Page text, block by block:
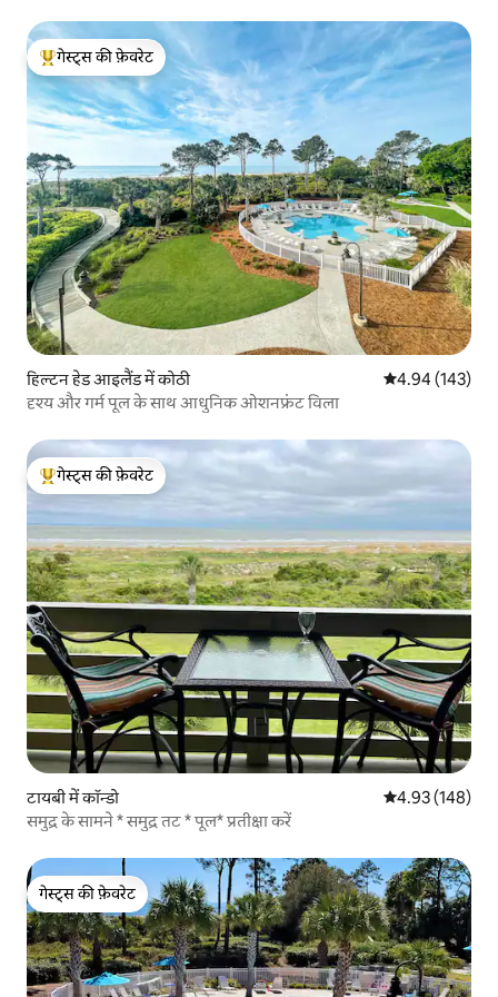
गेस्ट्स का टॉप फ़ेवरेट
गेस्ट्स की फ़ेवरेट
हिल्टन हेड आइलैंड में कोठी औसत रेटिंग 5 में से
4.94 (143)
दृश्य और गर्म पूल के साथ आधुनिक ओशनफ्रंट विला
गेस्ट्स का टॉप फ़ेवरेट
गेस्ट्स की फ़ेवरेट
टायबी में कॉन्डो औसत रेटिंग 5 में से
4.93 (148)
समुद्र के सामने * समुद्र तट * पूल* प्रतीक्षा करें
गेस्ट्स की फ़ेवरेट
गेस्ट्स की फ़ेवरेट